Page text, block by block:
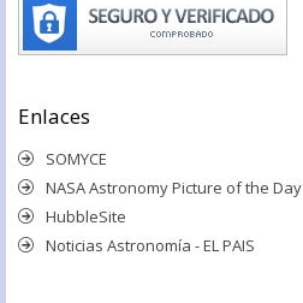
Enlaces
SOMYCE
NASA Astronomy Picture of the Day
HubbleSite
Noticias Astronomía - EL PAIS